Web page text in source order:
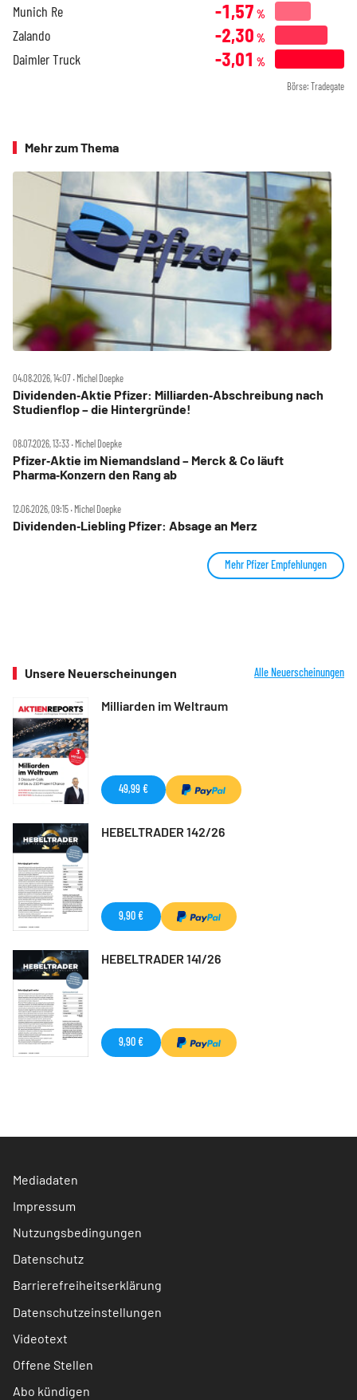
Munich Re -1,57 %
Zalando -2,30 %
Daimler Truck -3,01 %
Börse: Tradegate
Mehr zum Thema
04.08.2026, 14:07 ‧ Michel Doepke
Dividenden‑Aktie Pfizer: Milliarden‑Abschreibung nach
Studienflop – die Hintergründe!
08.07.2026, 13:33 ‧ Michel Doepke
Pfizer‑Aktie im Niemandsland – Merck & Co läuft
Pharma‑Konzern den Rang ab
12.06.2026, 09:15 ‧ Michel Doepke
Dividenden‑Liebling Pfizer: Absage an Merz
Mehr Pfizer Empfehlungen
Unsere Neuerscheinungen Alle Neuerscheinungen
Milliarden im Weltraum
49,99 €
HEBELTRADER 142/26
9,90 €
HEBELTRADER 141/26
9,90 €
Mediadaten
Impressum
Nutzungsbedingungen
Datenschutz
Barrierefreiheitserklärung
Datenschutzeinstellungen
Videotext
Offene Stellen
Abo kündigen